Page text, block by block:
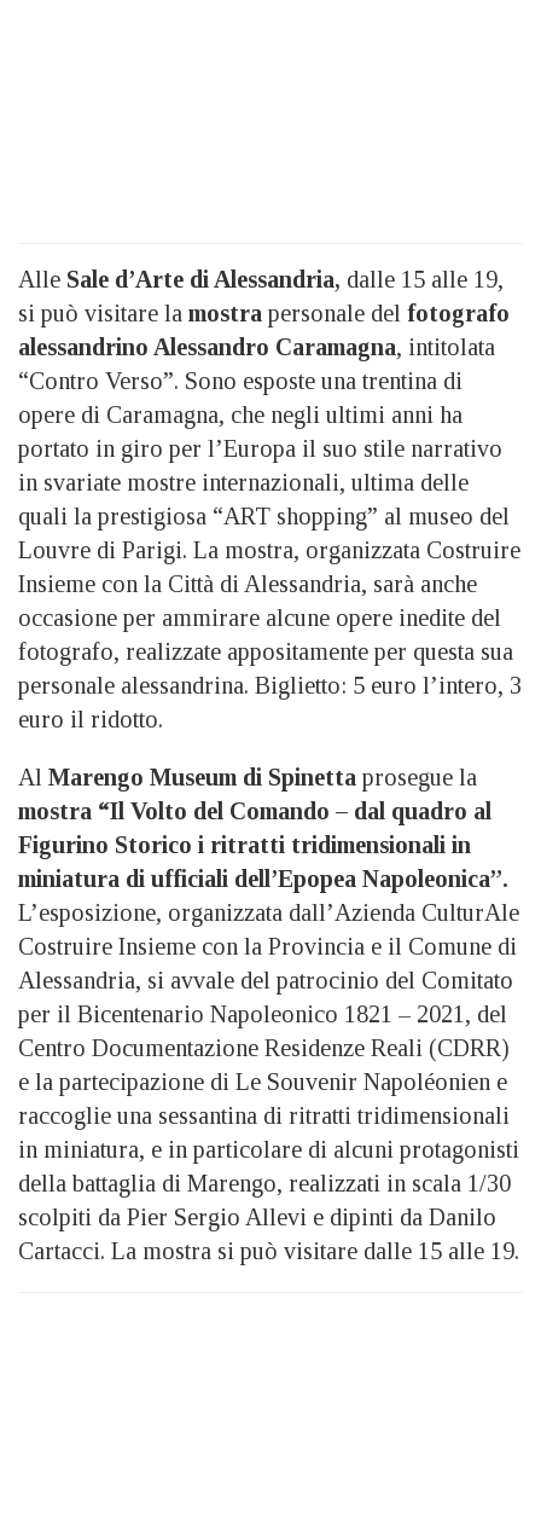
Alle Sale d’Arte di Alessandria, dalle 15 alle 19,
si può visitare la mostra personale del fotografo
alessandrino Alessandro Caramagna, intitolata
“Contro Verso”. Sono esposte una trentina di
opere di Caramagna, che negli ultimi anni ha
portato in giro per l’Europa il suo stile narrativo
in svariate mostre internazionali, ultima delle
quali la prestigiosa “ART shopping” al museo del
Louvre di Parigi. La mostra, organizzata Costruire
Insieme con la Città di Alessandria, sarà anche
occasione per ammirare alcune opere inedite del
fotografo, realizzate appositamente per questa sua
personale alessandrina. Biglietto: 5 euro l’intero, 3
euro il ridotto.
Al Marengo Museum di Spinetta prosegue la
mostra “Il Volto del Comando – dal quadro al
Figurino Storico i ritratti tridimensionali in
miniatura di ufficiali dell’Epopea Napoleonica”.
L’esposizione, organizzata dall’Azienda CulturAle
Costruire Insieme con la Provincia e il Comune di
Alessandria, si avvale del patrocinio del Comitato
per il Bicentenario Napoleonico 1821 – 2021, del
Centro Documentazione Residenze Reali (CDRR)
e la partecipazione di Le Souvenir Napoléonien e
raccoglie una sessantina di ritratti tridimensionali
in miniatura, e in particolare di alcuni protagonisti
della battaglia di Marengo, realizzati in scala 1/30
scolpiti da Pier Sergio Allevi e dipinti da Danilo
Cartacci. La mostra si può visitare dalle 15 alle 19.